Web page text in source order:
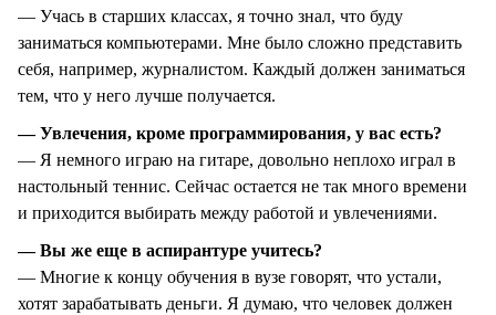
— Учась в старших классах, я точно знал, что буду
заниматься компьютерами. Мне было сложно представить
себя, например, журналистом. Каждый должен заниматься
тем, что у него лучше получается.
— Увлечения, кроме программирования, у вас есть?
— Я немного играю на гитаре, довольно неплохо играл в
настольный теннис. Сейчас остается не так много времени
и приходится выбирать между работой и увлечениями.
— Вы же еще в аспирантуре учитесь?
— Многие к концу обучения в вузе говорят, что устали,
хотят зарабатывать деньги. Я думаю, что человек должен